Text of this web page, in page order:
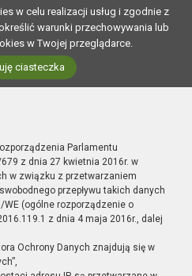
w celu realizacji usług i zgodnie z
warunki przechowywania lub
w Twojej przeglądarce.
ciasteczka
Parlamentu
z dnia 27 kwietnia 2016r. w
w związku z przetwarzaniem
przepływu takich danych
(ogólne rozporządzenie o
z dnia 4 maja 2016r., dalej
Ochrony Danych znajdują się w